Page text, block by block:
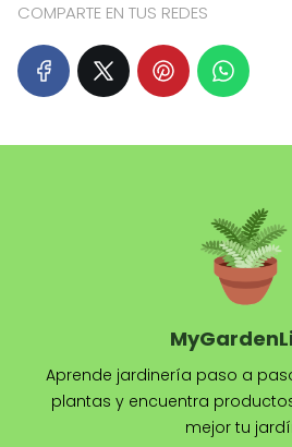
COMPARTE EN TUS REDES
Aprende jardinería paso a
plantas y encuentra
mejor tu